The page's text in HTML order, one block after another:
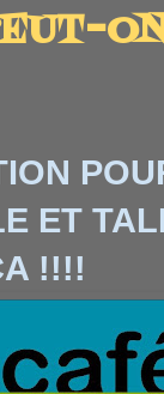
ET
!!!!